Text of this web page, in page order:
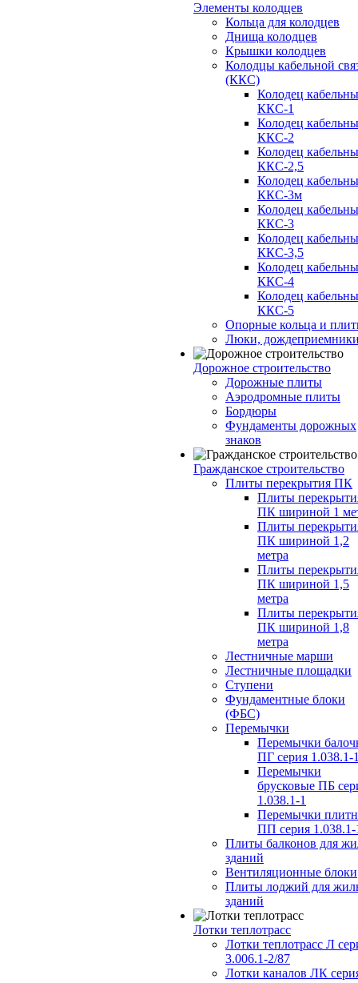
Элементы колодцев
Кольца для колодцев
Днища колодцев
Крышки колодцев
Колодцы кабельной
(ККС)
Колодец
ККС-1
Колодец
ККС-2
Колодец
ККС-2,5
Колодец
ККС-3м
Колодец
ККС-3
Колодец
ККС-3,5
Колодец
ККС-4
Колодец
ККС-5
Опорные кольца и
Люки,
Дорожное строительство
Дорожные плиты
Аэродромные плиты
Бордюры
Фундаменты дорожных
знаков
Гражданское строительство
Плиты перекрытия ПК
Плиты
ПК шириной 1
Плиты
ПК шириной 1,2
метра
Плиты
ПК шириной 1,5
метра
Плиты
ПК шириной 1,8
метра
Лестничные марши
Лестничные площадки
Ступени
Фундаментные блоки
(ФБС)
Перемычки
Перемычки
ПГ серия 1.038.1-
Перемычки
брусковые ПБ
1.038.1-1
Перемычки
ПП серия 1.038.1-
Плиты балконов для
зданий
Вентиляционные блоки
Плиты лоджий для
зданий
Лотки теплотрасс
Лотки теплотрасс Л
3.006.1-2/87
Лотки каналов ЛК